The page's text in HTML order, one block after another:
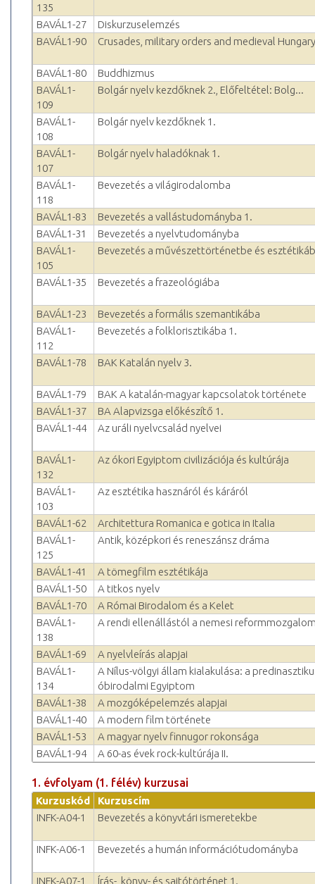
135
BAVÁL1-27
Diskurzuselemzés
BAVÁL1-90
Crusades, military orders and medieval Hungary
BAVÁL1-80
Buddhizmus
BAVÁL1-
109
Bolgár nyelv kezdőknek 2., Előfeltétel: Bolg...
BAVÁL1-
108
Bolgár nyelv kezdőknek 1.
BAVÁL1-
107
Bolgár nyelv haladóknak 1.
BAVÁL1-
118
Bevezetés a világirodalomba
BAVÁL1-83
Bevezetés a vallástudományba 1.
BAVÁL1-31
Bevezetés a nyelvtudományba
BAVÁL1-
105
Bevezetés a művészettörténetbe és
BAVÁL1-35 Bevezetés a frazeológiába
BAVÁL1-23
Bevezetés a formális szemantikába
BAVÁL1-
112
Bevezetés a folklorisztikába 1.
BAVÁL1-78 BAK Katalán nyelv 3.
BAVÁL1-79
BAK A katalán-magyar kapcsolatok története
BAVÁL1-37
BA Alapvizsga előkészítő 1.
BAVÁL1-44
Az uráli nyelvcsalád nyelvei
BAVÁL1-
132
Az ókori Egyiptom civilizációja és kultúrája
BAVÁL1-
103
Az esztétika hasznáról és káráról
BAVÁL1-62
Architettura Romanica e gotica in Italia
BAVÁL1-
125
Antik, középkori és reneszánsz dráma
BAVÁL1-41
A tömegfilm esztétikája
BAVÁL1-50
A titkos nyelv
BAVÁL1-70
A Római Birodalom és a Kelet
BAVÁL1-
138
A rendi ellenállástól a nemesi
BAVÁL1-69
A nyelvleírás alapjai
BAVÁL1-
134
A Nílus-völgyi állam kialakulása: a
óbirodalmi Egyiptom
BAVÁL1-38
A mozgóképelemzés alapjai
BAVÁL1-40
A modern film története
BAVÁL1-53
A magyar nyelv finnugor rokonsága
BAVÁL1-94
A 60-as évek rock-kultúrája II.
1. évfolyam (1. félév) kurzusai
Kurzuskód
Kurzuscím
INFK-A04-1
Bevezetés a könyvtári ismeretekbe
INFK-A06-1 Bevezetés a humán információtudományba
INFK-A07-1 Írás-, könyv- és sajtótörténet 1.